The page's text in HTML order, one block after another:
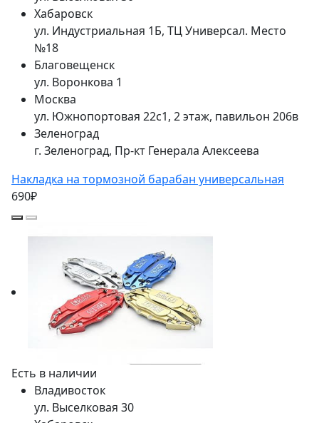
Хабаровск
ул. Индустриальная 1Б, ТЦ Универсал. Место
№18
Благовещенск
ул. Воронкова 1
Москва
ул. Южнопортовая 22с1, 2 этаж, павильон 206в
Зеленоград
г. Зеленоград, Пр-кт Генерала Алексеева
Накладка на тормозной барабан универсальная
690₽
Есть в наличии
Владивосток
ул. Выселковая 30